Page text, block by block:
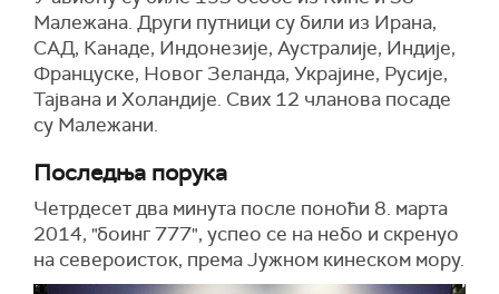
Малежана. Други путници су били из Ирана,
САД, Канаде, Индонезије, Аустралије, Индије,
Француске, Новог Зеланда, Украјине, Русије,
Тајвана и Холандије. Свих 12 чланова посаде
су Малежани.
Последња порука
Четрдесет два минута после поноћи 8. марта
2014, "боинг 777", успео се на небо и скренуо
на североисток, према Јужном кинеском мору.